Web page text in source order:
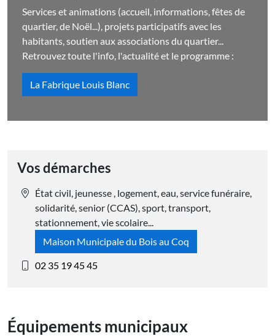
Services et animations (accueil, informations, fêtes de
quartier, de Noël...), projets participatifs avec les
habitants, soutien aux associations du quartier...
Retrouvez toute l'info, l'actualité et le programme :
La Fabrique Louis Blanc
Vos démarches
État civil, jeunesse , logement, eau, service funéraire,
solidarité, senior (CCAS), sport, transport,
stationnement, vie scolaire...
Maison Municipale du Bois au Coq
02 35 19 45 45
Équipements municipaux